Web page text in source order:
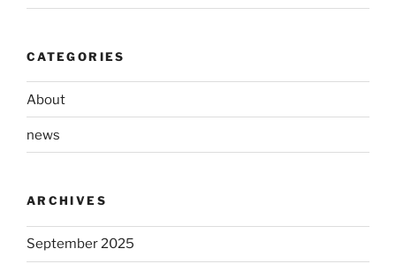
CATEGORIES
About
news
ARCHIVES
September 2025